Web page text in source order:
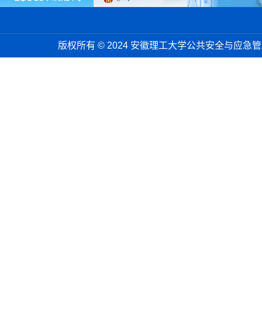
版权所有 © 2024 安徽理工大学公共安全与应急